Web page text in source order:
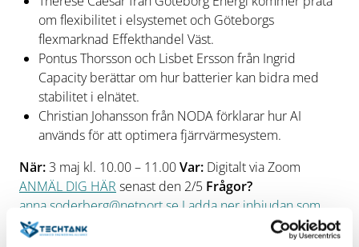
om flexibilitet i elsystemet och Göteborgs
flexmarknad Effekthandel Väst.
Pontus Thorsson och Lisbet Ersson från Ingrid
Capacity berättar om hur batterier kan bidra med
stabilitet i elnätet.
Christian Johansson från NODA förklarar hur AI
används för att optimera fjärrvärmesystem.
När:3 maj kl. 10.00 – 11.00Var: Digitalt via Zoom
ANMÄL DIG HÄR senast den 2/5 Frågor?
anna.soderberg@netport.se Ladda ner inbjudan som
pdf